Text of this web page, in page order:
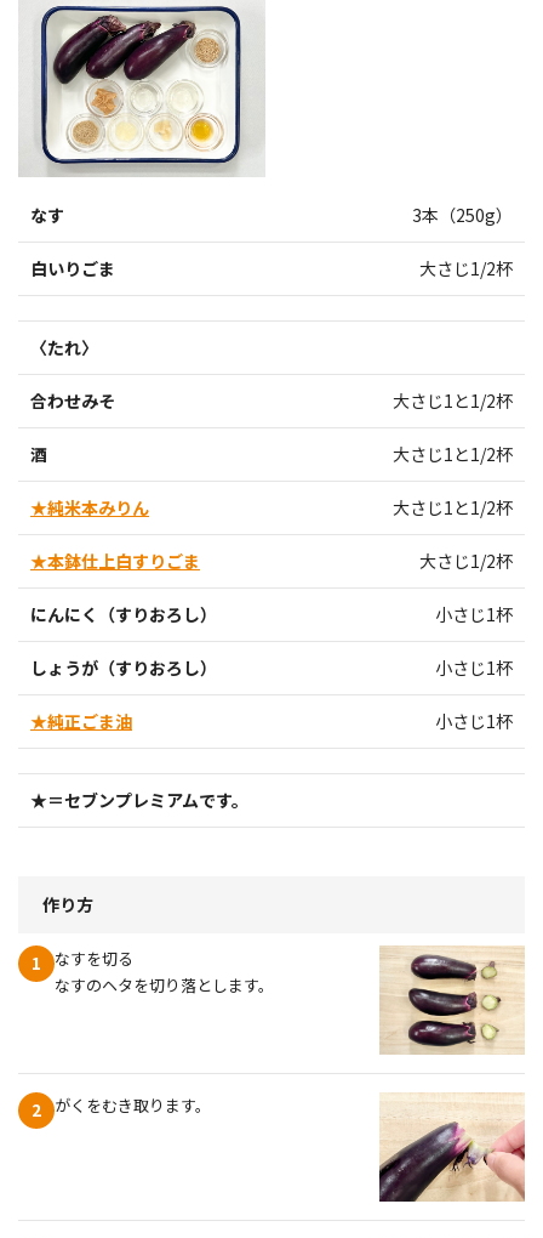
なす 3本（250g）
白いりごま 大さじ1/2杯
〈たれ〉
合わせみそ 大さじ1と1/2杯
酒 大さじ1と1/2杯
★純米本みりん 大さじ1と1/2杯
★本鉢仕上白すりごま 大さじ1/2杯
にんにく（すりおろし） 小さじ1杯
しょうが（すりおろし） 小さじ1杯
★純正ごま油 小さじ1杯
★＝セブンプレミアムです。
作り方
1
なすを切る
なすのヘタを切り落とします。
2 がくをむき取ります。